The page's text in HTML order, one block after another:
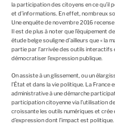
la participation des citoyens en ce
et d’informations. En effet, nombreux
Une enquête de novembre 2016
Il est de plus à noter que l’équipement
étude belge souligne d’ailleurs que « la
partie par l’arrivée des outils
démocratiser l’expression publique.
On assiste à un glissement, ou un
l’État et dans la vie politique. La France
administrative à une démarche
participation citoyenne via l’utilisation
croissante les outils numériques et crée
d’expression dont l’impact est politique.